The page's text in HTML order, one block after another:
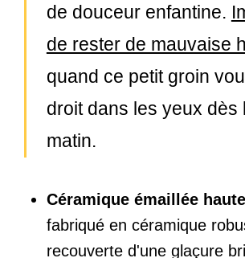
de douceur enfantine.
de rester de mauvaise
quand ce petit groin
droit dans les yeux dès
matin.
Céramique émaillée
fabriqué en céramique
recouverte d'une glaçure